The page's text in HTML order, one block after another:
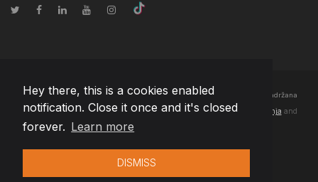
Hey there, this is a cookies enabled
notification. Close it once and it's closed
forever. Learn more
DISMISS
© Autorska prava 2026 Team Extension Bosnia Herzegovina - Sva prava zadržana
Changelog● Korišćenjem ove stranice slažete se sa našimPravila korištenja and
Politika privatnosti